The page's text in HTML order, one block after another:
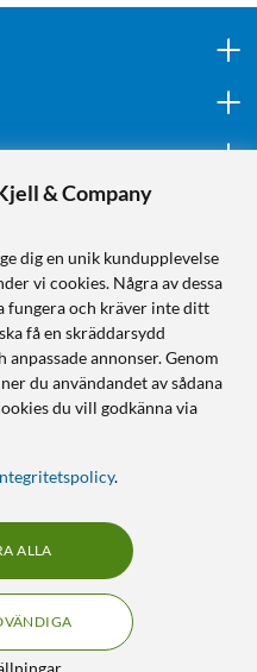
TILL
& Company
dig en unik kundupplevelse
vi cookies. Några av dessa
fungera och kräver inte ditt
få en skräddarsydd
annonser. Genom
du användandet av sådana
du vill godkänna via
.
ALLA